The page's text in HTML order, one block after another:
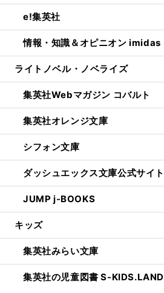
e!集英社
情報・知識＆オピニオン imidas
ライトノベル・ノベライズ
集英社Webマガジン コバルト
集英社オレンジ文庫
シフォン文庫
ダッシュエックス文庫公式サイト
JUMP j-BOOKS
キッズ
集英社みらい文庫
集英社の児童図書 S-KIDS.LAND